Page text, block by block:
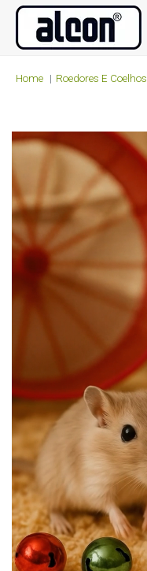
Home Roedores E Coelhos